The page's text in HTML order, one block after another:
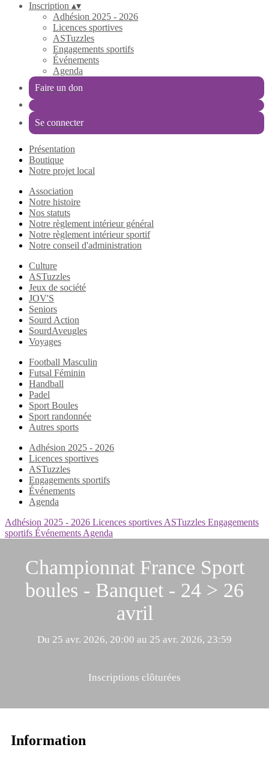
Inscription ▴▾
Adhésion 2025 - 2026
Licences sportives
ASTuzzles
Engagements sportifs
Événements
Agenda
Faire un don
Se connecter
Présentation
Boutique
Notre projet local
Association
Notre histoire
Nos statuts
Notre règlement intérieur général
Notre règlement intérieur sportif
Notre conseil d'administration
Culture
ASTuzzles
Jeux de société
JOV'S
Seniors
Sourd Action
SourdAveugles
Voyages
Football Masculin
Futsal Féminin
Handball
Padel
Sport Boules
Sport randonnée
Autres sports
Adhésion 2025 - 2026
Licences sportives
ASTuzzles
Engagements sportifs
Événements
Agenda
Adhésion 2025 - 2026 Licences sportives ASTuzzles Engagements
sportifs Événements Agenda
Championnat France Sport
boules - Banquet - 24 > 26
avril
Du 25 avr. 2026, 20:00 au 25 avr. 2026, 23:59
Inscriptions clôturées
Information